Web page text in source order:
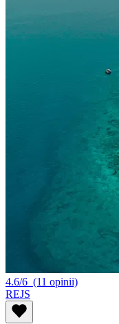
4.6/6 (11 opinii)
REJS